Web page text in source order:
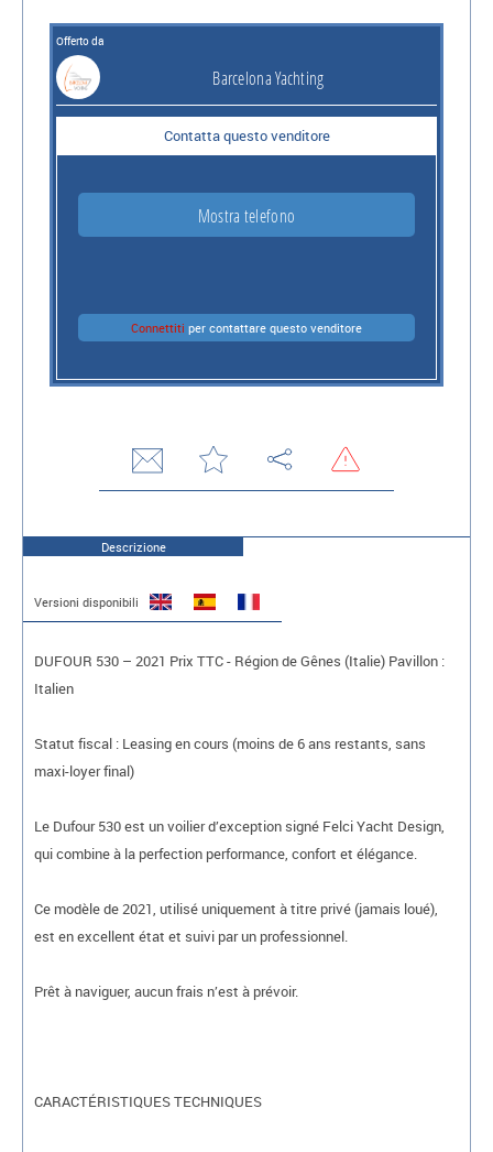
Offerto da
Barcelona Yachting
Contatta questo venditore
Mostra telefono
Connettiti per contattare questo venditore
Descrizione
Versioni disponibili
DUFOUR 530 – 2021 Prix TTC - Région de Gênes (Italie) Pavillon :
Italien
Statut fiscal : Leasing en cours (moins de 6 ans restants, sans
maxi-loyer final)
Le Dufour 530 est un voilier d’exception signé Felci Yacht Design,
qui combine à la perfection performance, confort et élégance.
Ce modèle de 2021, utilisé uniquement à titre privé (jamais loué),
est en excellent état et suivi par un professionnel.
Prêt à naviguer, aucun frais n’est à prévoir.
CARACTÉRISTIQUES TECHNIQUES